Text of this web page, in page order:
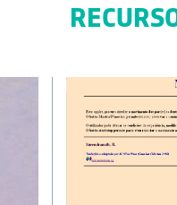
do winzip para